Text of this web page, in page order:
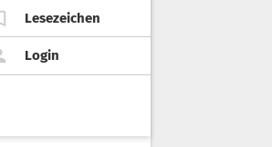
Lesezeichen
Login